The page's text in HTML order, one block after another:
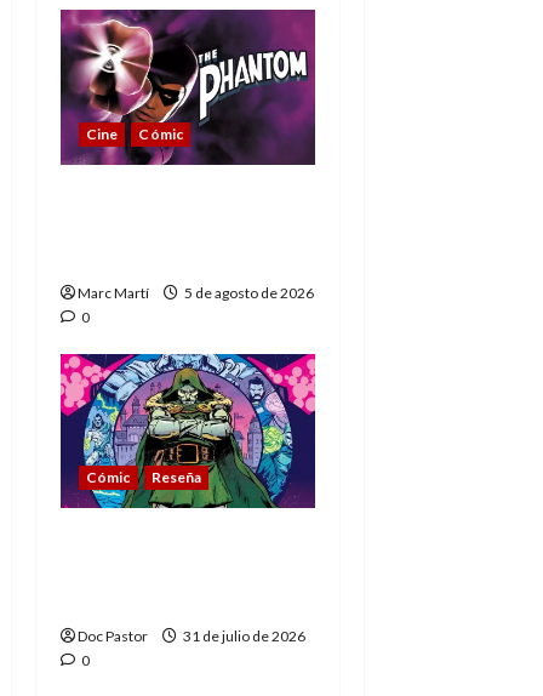
Cine Cómic
Marc Martí
5 de agosto de 2026
0
Cómic Reseña
Doc Pastor
31 de julio de 2026
0